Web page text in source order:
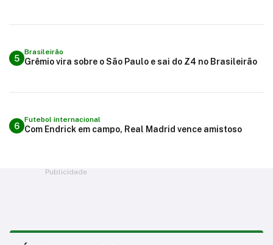
5
Brasileirão
Grêmio vira sobre o São Paulo e sai do Z4 no Brasileirão
6
Futebol internacional
Com Endrick em campo, Real Madrid vence amistoso
Publicidade